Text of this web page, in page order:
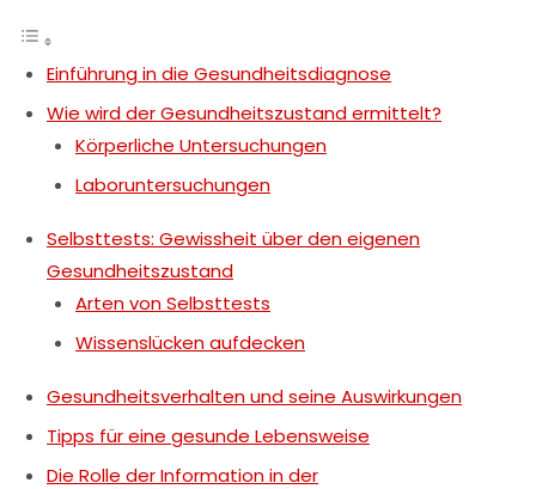
Einführung in die Gesundheitsdiagnose
Wie wird der Gesundheitszustand ermittelt?
Körperliche Untersuchungen
Laboruntersuchungen
Selbsttests: Gewissheit über den eigenen
Gesundheitszustand
Arten von Selbsttests
Wissenslücken aufdecken
Gesundheitsverhalten und seine Auswirkungen
Tipps für eine gesunde Lebensweise
Die Rolle der Information in der